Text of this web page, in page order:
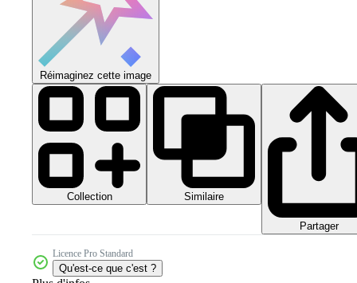
Réimaginez cette image
Collection Similaire
Partager
Licence Pro Standard
Qu'est-ce que c'est ?